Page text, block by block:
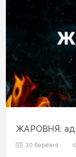
30 березня
ЖАРОВНЯ: